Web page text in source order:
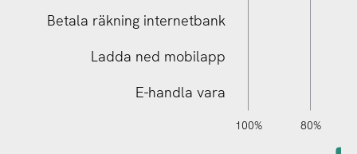
E-handla vara
Ladda ned mobilapp
Betala räkning internetbank
-40%
-20% 80%
100%
120%
140%